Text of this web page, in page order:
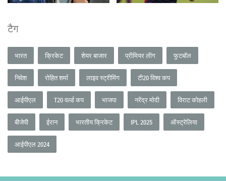
टैग
भारत क्रिकेट शेयर बाजार प्रीमियर लीग फुटबॉल
निवेश रोहित शर्मा लाइव स्ट्रीमिंग टी20 विश्व कप
आईपीएल T20 वर्ल्ड कप भाजपा नरेंद्र मोदी विराट कोहली
बीजेपी ईरान भारतीय क्रिकेट IPL 2025 ऑस्ट्रेलिया
आईपीएल 2024